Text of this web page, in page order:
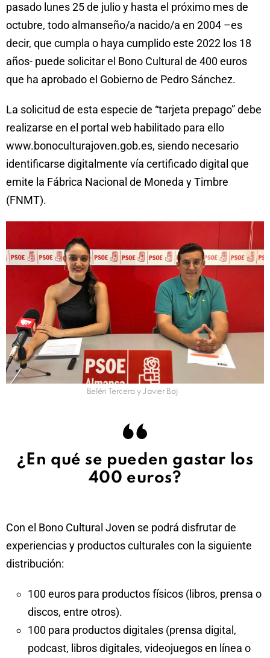
pasado lunes 25 de julio y hasta el próximo mes de
octubre, todo almanseño/a nacido/a en 2004 –es
decir, que cumpla o haya cumplido este 2022 los 18
años- puede solicitar el Bono Cultural de 400 euros
que ha aprobado el Gobierno de Pedro Sánchez.
La solicitud de esta especie de “tarjeta prepago” debe
realizarse en el portal web habilitado para ello
www.bonoculturajoven.gob.es, siendo necesario
identificarse digitalmente vía certificado digital que
emite la Fábrica Nacional de Moneda y Timbre
(FNMT).
Belén Tercero y Javier Boj
¿En qué se pueden gastar los
400 euros?
Con el Bono Cultural Joven se podrá disfrutar de
experiencias y productos culturales con la siguiente
distribución:
100 euros para productos físicos (libros, prensa o
discos, entre otros).
100 para productos digitales (prensa digital,
podcast, libros digitales, videojuegos en línea o